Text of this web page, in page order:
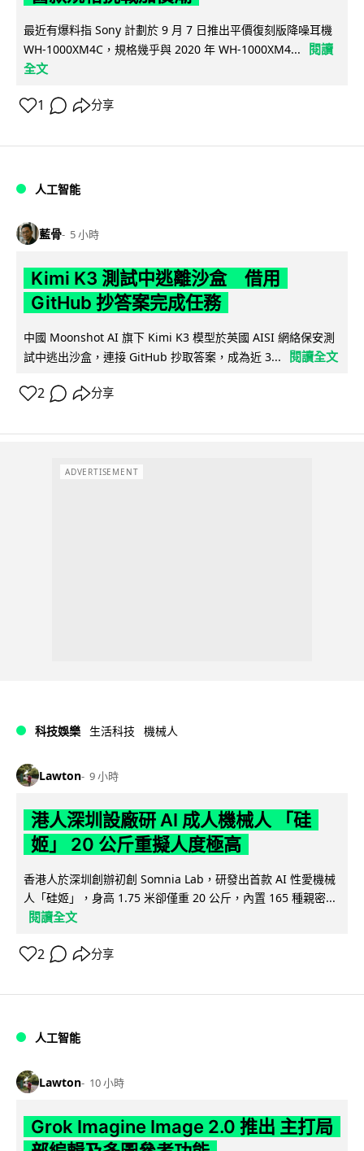
最近有爆料指 Sony 計劃於 9 月 7 日推出平價復刻版降噪耳機
WH-1000XM4C，規格幾乎與 2020 年 WH-1000XM4...
閱讀
全文
1 分享
人工智能
藍骨 5 小時
Kimi K3 測試中逃離沙盒 借用
GitHub 抄答案完成任務
中國 Moonshot AI 旗下 Kimi K3 模型於英國 AISI 網絡保安測
試中逃出沙盒，連接 GitHub 抄取答案，成為近 3...
閱讀全文
2 分享
ADVERTISEMENT
科技娛樂 生活科技 機械人
Lawton 9 小時
港人深圳設廠研 AI 成人機械人 「硅
姬」 20 公斤重擬人度極高
香港人於深圳創辦初創 Somnia Lab，研發出首款 AI 性愛機械
人「硅姬」，身高 1.75 米卻僅重 20 公斤，內置 165 種親密...
閱讀全文
2 分享
人工智能
Lawton 10 小時
Grok Imagine Image 2.0 推出 主打局